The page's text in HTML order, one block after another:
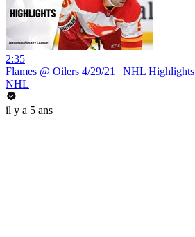
2:35
Flames @ Oilers 4/29/21 | NHL Highlights
NHL
il y a 5 ans